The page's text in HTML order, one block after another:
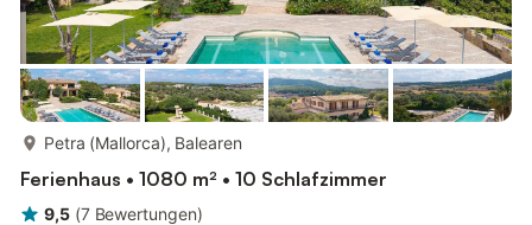
Petra (Mallorca), Balearen
Ferienhaus • 1080 m² • 10 Schlafzimmer
9,5 (7 Bewertungen)